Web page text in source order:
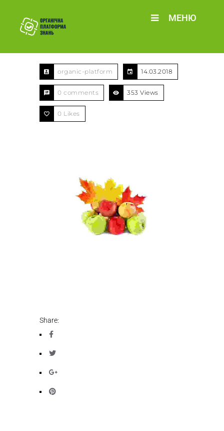
МЕНЮ
organic-platform 14.03.2018
0 comments 353 Views
0 Likes
Share: